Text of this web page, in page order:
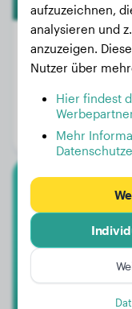
Alter:
Geschlecht:
aufzuzeichnen,
analysieren und
anzuzeigen.
Nutzer über
Hier findest
Mehr